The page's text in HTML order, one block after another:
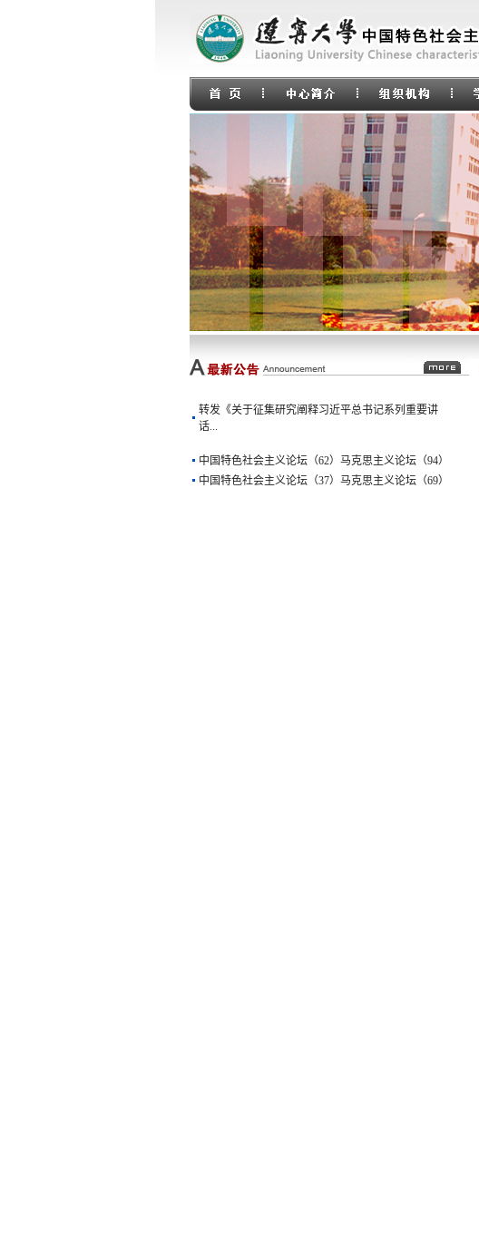
中国特色社会主义论坛（62）马克思主义论坛（94）
转发《关于征集研究阐释习近平总书记系列重要讲
话...
中国特色社会主义论坛（62）马克思主义论坛（94）
中国特色社会主义论坛（37）马克思主义论坛（69）